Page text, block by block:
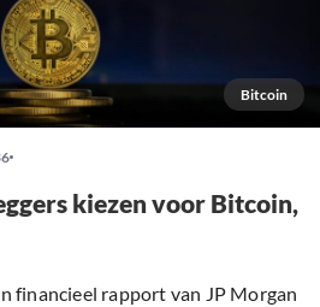
Bitcoin
kiezen voor Bitcoin,
financieel rapport van JP Morgan